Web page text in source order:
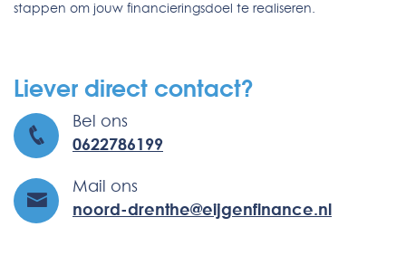
stappen om jouw financieringsdoel te realiseren.
Liever direct contact?
Bel ons
0622786199
Mail ons
noord-drenthe@eijgenfinance.nl